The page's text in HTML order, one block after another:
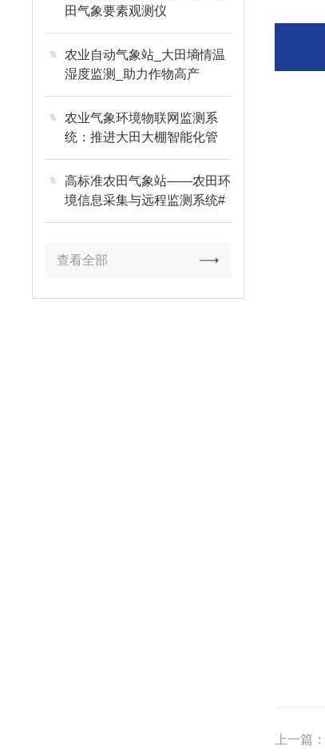
田气象要素观测仪
农业自动气象站_大田墒情温
湿度监测_助力作物高产
农业气象环境物联网监测系
统：推进大田大棚智能化管
理，科学种好粮
高标准农田气象站——农田环
境信息采集与远程监测系统#
2025风途推送
查看全部
上一篇：